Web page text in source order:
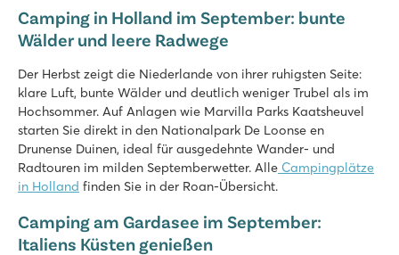
Camping in Holland im September: bunte
Wälder und leere Radwege
Der Herbst zeigt die Niederlande von ihrer ruhigsten Seite:
klare Luft, bunte Wälder und deutlich weniger Trubel als im
Hochsommer. Auf Anlagen wie Marvilla Parks Kaatsheuvel
starten Sie direkt in den Nationalpark De Loonse en
Drunense Duinen, ideal für ausgedehnte Wander- und
Radtouren im milden Septemberwetter. Alle Campingplätze
in Holland finden Sie in der Roan-Übersicht.
Camping am Gardasee im September:
Italiens Küsten genießen